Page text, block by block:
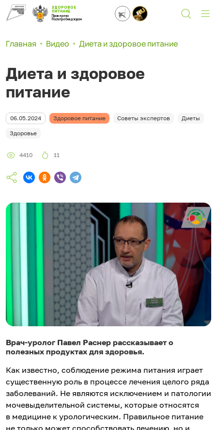
ЗДОРОВОЕ
ПИТАНИЕ
Проверено
Роспотребнадзором
Главная Видео Диета и здоровое питание
Диета и здоровое
питание
06.05.2024 Здоровое питание Советы экспертов Диеты
Здоровье
4410 11
Врач-уролог Павел Раснер рассказывает о
полезных продуктах для здоровья.
Как известно, соблюдение режима питания играет
существенную роль в процессе лечения целого ряда
заболеваний. Не являются исключением и патологии
мочевыделительной системы, которые относятся
в медицине к урологическим. Правильное питание